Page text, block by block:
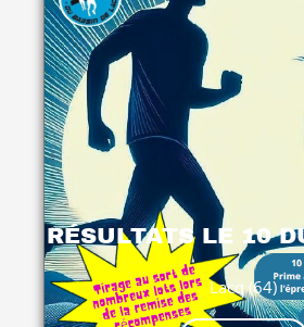
RÉSULTATS LE 10
Lacq (64)